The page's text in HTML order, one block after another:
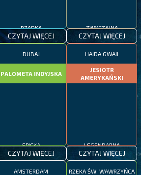
RZADKA
CZYTAJ WIĘCEJ
ZWYCZAJNA
CZYTAJ WIĘCEJ
DUBAJ
PALOMETA INDYJSKA
EPICKA
CZYTAJ WIĘCEJ
HAIDA GWAII
JESIOTR
AMERYKAŃSKI
LEGENDARNA
CZYTAJ WIĘCEJ
AMSTERDAM RZEKA ŚW. WAWRZYŃCA